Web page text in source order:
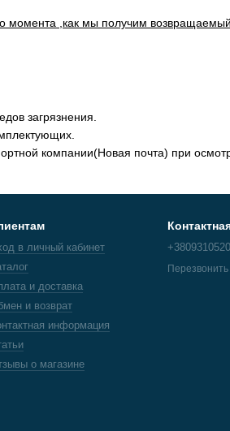
момента ,как мы получим
загрязнения.
компании(Новая почта) при
в личный кабинет
и доставка
и возврат
информация
о магазине